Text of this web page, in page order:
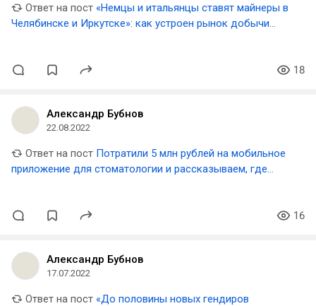
Ответ на пост «Немцы и итальянцы ставят майнеры в
Челябинске и Иркутске»: как устроен рынок добычи
18
Александр Бубнов
22.08.2022
Ответ на пост Потратили 5 млн рублей на мобильное
приложение для стоматологии и рассказываем, где
16
Александр Бубнов
17.07.2022
Ответ на пост «До половины новых гендиров